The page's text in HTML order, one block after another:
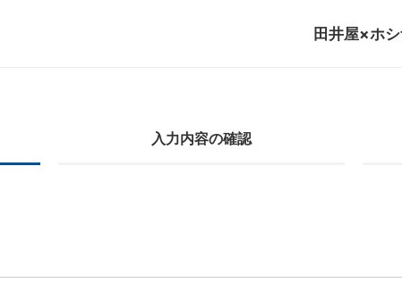
田井屋×ホ
入力内容の確認